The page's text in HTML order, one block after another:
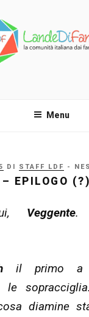
Menu
DI STAFF LDF -
EPILOGO (?)
Veggente.
il primo a
le
diamine